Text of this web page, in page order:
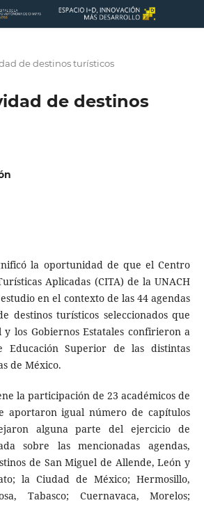
de destinos turísticos
de destinos
la oportunidad de que el Centro
Aplicadas (CITA) de la UNACH
en el contexto de las 44 agendas
destinos turísticos seleccionados que
y los Gobiernos Estatales confirieron a
Educación Superior de las distintas
de México.
la participación de 23 académicos de
aportaron igual número de capítulos
alguna parte del ejercicio de
sobre las mencionadas agendas,
de San Miguel de Allende, León y
la Ciudad de México; Hermosillo,
Tabasco; Cuernavaca, Morelos;